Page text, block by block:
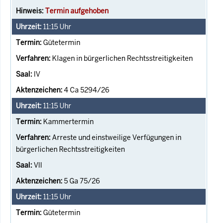
Termin aufgehoben
11:15 Uhr
Gütetermin
Klagen in bürgerlichen Rechtsstreitigkeiten
IV
4 Ca 5294/26
11:15 Uhr
Kammertermin
Arreste und einstweilige Verfügungen in
bürgerlichen Rechtsstreitigkeiten
VII
5 Ga 75/26
11:15 Uhr
Gütetermin